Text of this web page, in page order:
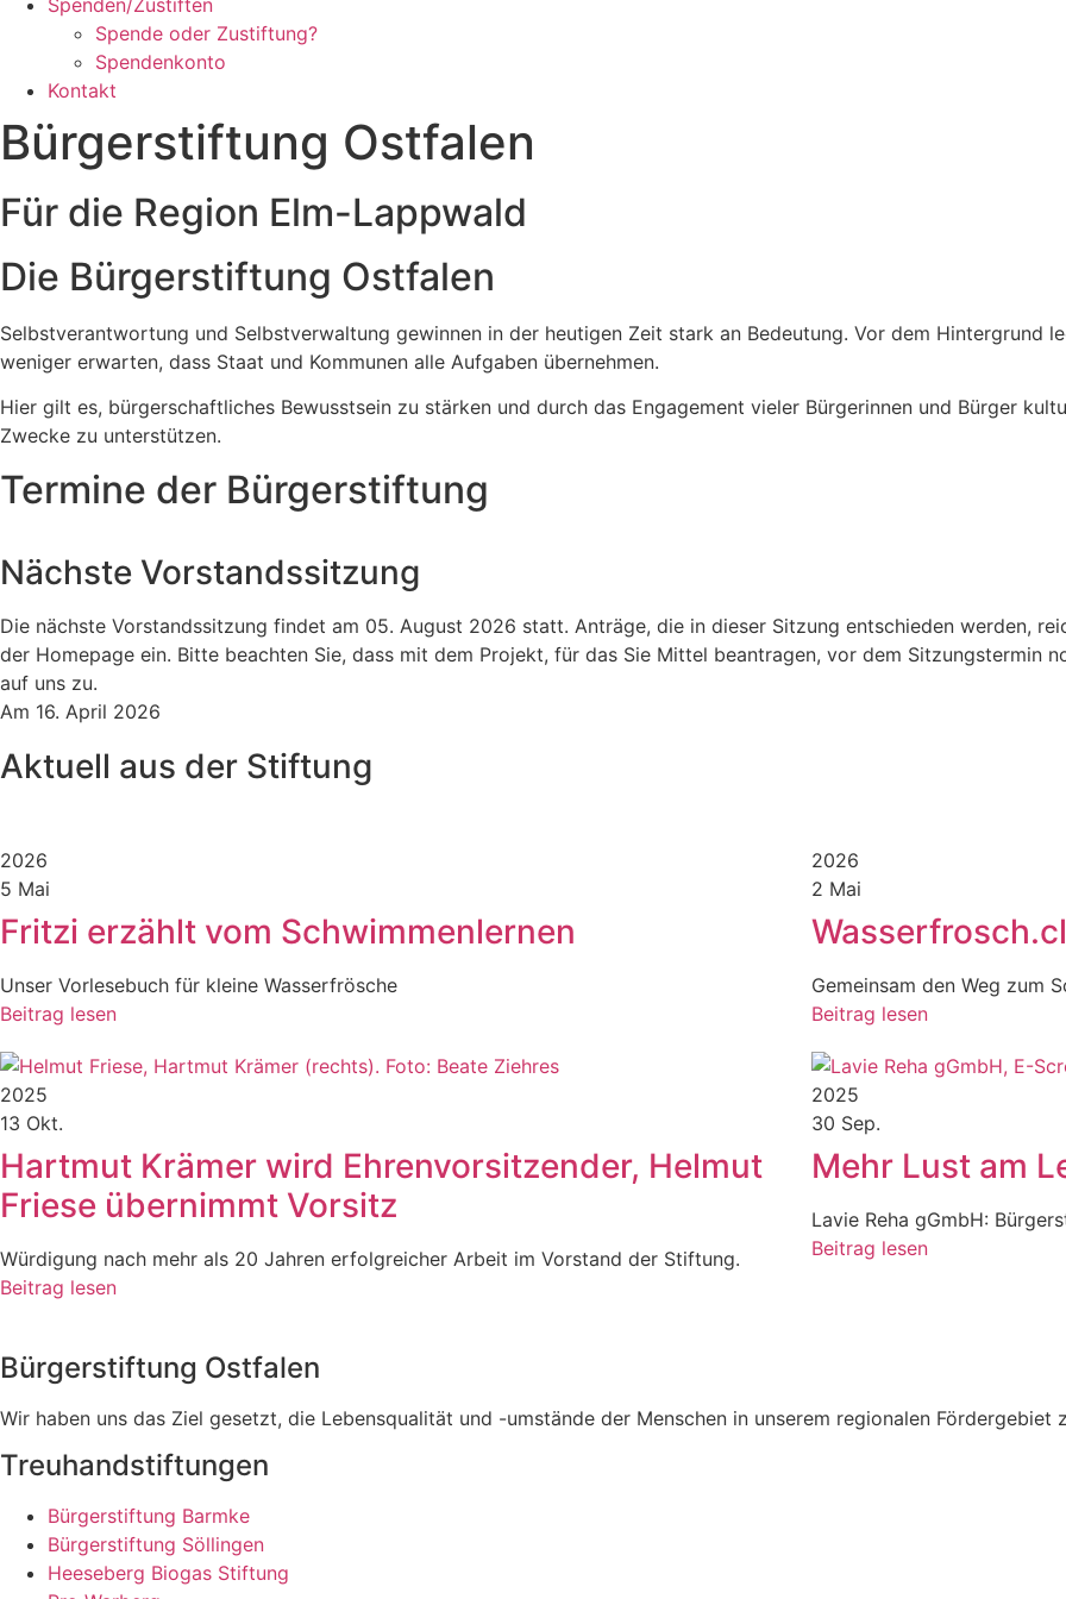
Spenden/Zustiften
Spende oder Zustiftung?
Spendenkonto
Kontakt
Bürgerstiftung Ostfalen
Für die Region Elm-Lappwald
Die Bürgerstiftung Ostfalen
Selbstverantwortung und Selbstverwaltung gewinnen in der heutigen Zeit stark an Bedeutung. Vor dem Hintergrund
weniger erwarten, dass Staat und Kommunen alle Aufgaben übernehmen.
Hier gilt es, bürgerschaftliches Bewusstsein zu stärken und durch das Engagement vieler Bürgerinnen und Bürger
Zwecke zu unterstützen.
Termine der Bürgerstiftung
Nächste Vorstandssitzung
Die nächste Vorstandssitzung findet am 05. August 2026 statt. Anträge, die in dieser Sitzung entschieden werden,
der Homepage ein. Bitte beachten Sie, dass mit dem Projekt, für das Sie Mittel beantragen, vor dem Sitzungstermin
auf uns zu.
Am 16. April 2026
Aktuell aus der Stiftung
2026
5 Mai
Fritzi erzählt vom Schwimmenlernen
Unser Vorlesebuch für kleine Wasserfrösche
Beitrag lesen
2026
2 Mai
Gemeinsam den Weg zum
Beitrag lesen
2025
13 Okt.
Hartmut Krämer wird Ehrenvorsitzender, Helmut
Friese übernimmt Vorsitz
Würdigung nach mehr als 20 Jahren erfolgreicher Arbeit im Vorstand der Stiftung.
Beitrag lesen
2025
30 Sep.
Mehr Lust am
Lavie Reha gGmbH:
Beitrag lesen
Bürgerstiftung Ostfalen
Wir haben uns das Ziel gesetzt, die Lebensqualität und -umstände der Menschen in unserem regionalen Fördergebiet
Treuhandstiftungen
Bürgerstiftung Barmke
Bürgerstiftung Söllingen
Heeseberg Biogas Stiftung